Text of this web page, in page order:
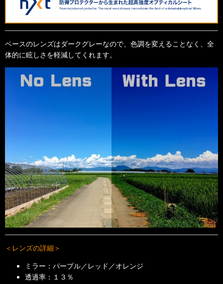
ベースのレンズはダークグレーなので、色調を変えることなく、全
体的に眩しさを軽減してくれます。
＜レンズの詳細＞
ミラー：パープル／レッド／オレンジ
透過率：１３％